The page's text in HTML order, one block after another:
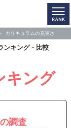
カリキュラムの充実さ
ンキング・比較
キング
調査